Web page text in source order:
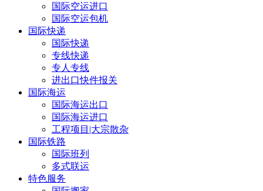
国际空运进口
国际空运包机
国际快递
国际快递
专线快递
专人专线
进出口快件报关
国际海运
国际海运出口
国际海运进口
工程项目|大宗散杂
国际铁路
国际班列
多式联运
特色服务